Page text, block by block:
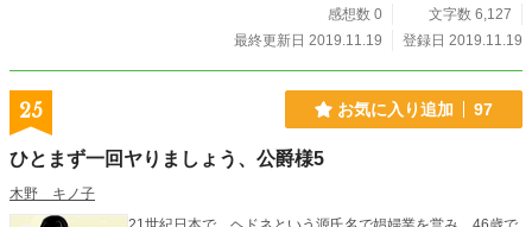
感想数 0
文字数 6,127
最終更新日 2019.11.19
登録日 2019.11.19
25 お気に入り追加 97
ひとまず一回ヤりましょう、公爵様5
木野 キノ子